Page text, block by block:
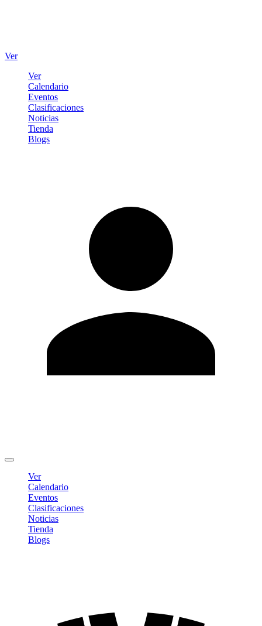
Ver
Ver
Calendario
Eventos
Clasificaciones
Noticias
Tienda
Blogs
Ver
Calendario
Eventos
Clasificaciones
Noticias
Tienda
Blogs